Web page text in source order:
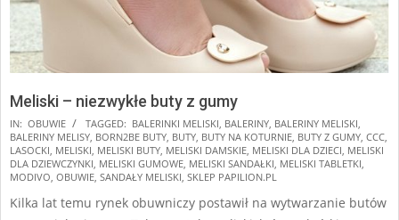
Meliski – niezwykłe buty z gumy
2025-
01-
27
IN: OBUWIE TAGGED: BALERINKI MELISKI, BALERINY, BALERINY MELISKI,
BALERINY MELISY, BORN2BE BUTY, BUTY, BUTY NA KOTURNIE, BUTY Z GUMY, CCC,
LASOCKI, MELISKI, MELISKI BUTY, MELISKI DAMSKIE, MELISKI DLA DZIECI, MELISKI
DLA DZIEWCZYNKI, MELISKI GUMOWE, MELISKI SANDAŁKI, MELISKI TABLETKI,
MODIVO, OBUWIE, SANDAŁY MELISKI, SKLEP PAPILION.PL
Kilka lat temu rynek obuwniczy postawił na wytwarzanie butów